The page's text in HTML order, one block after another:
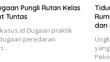
Pungli Rutan Kelas
Tuntas
Dugaan praktik
peredaran
dan